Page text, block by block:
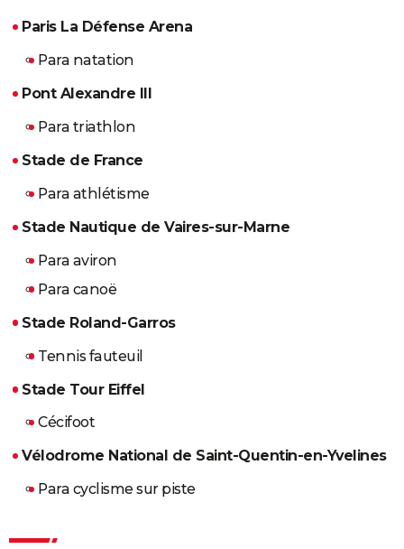
Paris La Défense Arena
​​​​​​​Para natation
Pont Alexandre III
Para triathlon
Stade de France
​​​​​​​Para athlétisme
Stade Nautique de Vaires-sur-Marne
Para aviron
Para canoë
Stade Roland-Garros
Tennis fauteuil
Stade Tour Eiffel
​​​​​​​Cécifoot
Vélodrome National de Saint-Quentin-en-Yvelines
​​​​​​​Para cyclisme sur piste